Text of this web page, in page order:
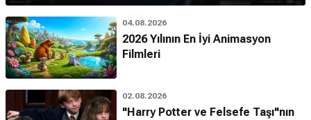
04.08.2026
2026 Yılının En İyi Animasyon
Filmleri
02.08.2026
"Harry Potter ve Felsefe Taşı"nın